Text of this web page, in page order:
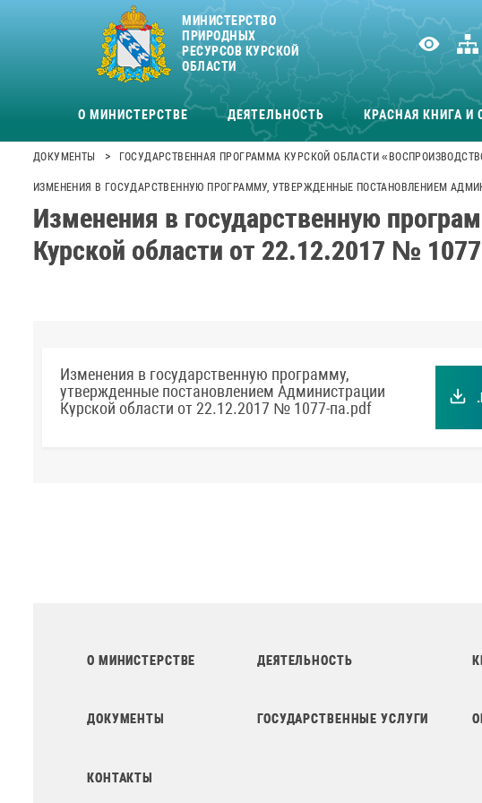
МИНИСТЕРСТВО
ПРИРОДНЫХ
РЕСУРСОВ КУРСКОЙ
ОБЛАСТИ
О МИНИСТЕРСТВЕ ДЕЯТЕЛЬНОСТЬ КРАСНАЯ КНИГА И
ДОКУМЕНТЫ > ГОСУДАРСТВЕННАЯ ПРОГРАММА КУРСКОЙ ОБЛАСТИ
ИЗМЕНЕНИЯ В ГОСУДАРСТВЕННУЮ ПРОГРАММУ, УТВЕРЖДЕННЫЕ ПОСТАНОВЛЕНИЕМ
Изменения в государственную
Курской области от 22.12.2017 №
Изменения в государственную программу,
утвержденные постановлением Администрации
Курской области от 22.12.2017 № 1077-па.pdf
О МИНИСТЕРСТВЕ ДЕЯТЕЛЬНОСТЬ
ДОКУМЕНТЫ ГОСУДАРСТВЕННЫЕ УСЛУГИ
КОНТАКТЫ